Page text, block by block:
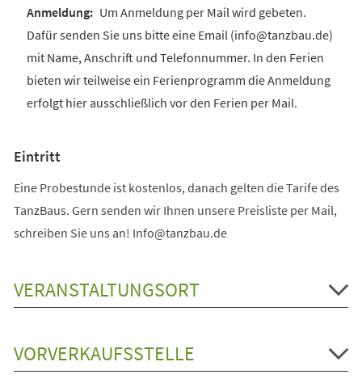
Um Anmeldung per Mail wird gebeten.
Dafür senden Sie uns bitte eine Email (info@tanzbau.de)
mit Name, Anschrift und Telefonnummer. In den Ferien
bieten wir teilweise ein Ferienprogramm die Anmeldung
erfolgt hier ausschließlich vor den Ferien per Mail.
Eintritt
Eine Probestunde ist kostenlos, danach gelten die Tarife des
TanzBaus. Gern senden wir Ihnen unsere Preisliste per Mail,
schreiben Sie uns an! Info@tanzbau.de
VERANSTALTUNGSORT
VORVERKAUFSSTELLE